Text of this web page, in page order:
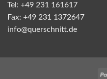
Tel: +49 231 161617
Fax: +49 231 1372647
info@querschnitt.de